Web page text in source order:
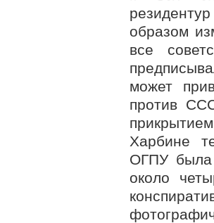
образом
все
может
против
Харбине
ОГПУ была
около